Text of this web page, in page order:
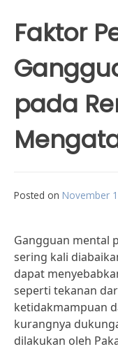
Faktor
pada
Posted on November
Gangguan mental
sering kali
dapat
seperti tekanan
ketidakmampuan
kurangnya
dilakukan oleh